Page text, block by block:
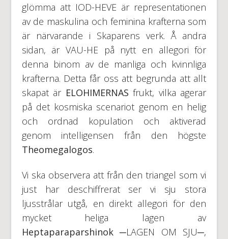
glömma att IOD-HEVE är representationen
av de maskulina och feminina krafterna som
är närvarande i Skaparens verk. Å andra
sidan, är VAU-HE på nytt en allegori för
denna binom av de manliga och kvinnliga
krafterna. Detta får oss att begrunda att allt
skapat är ELOHIMERNASfrukt, vilka agerar
på det kosmiska scenariot genom en helig
och ordnad kopulation och aktiverad
genom intelligensen från den högste
Theomegalogos.
Vi ska observera att från den triangel som vi
just har deschiffrerat ser vi sju stora
ljusstrålar utgå, en direkt allegori för den
mycket heliga lagen av
Heptaparaparshinok─LAGEN OM SJU─,